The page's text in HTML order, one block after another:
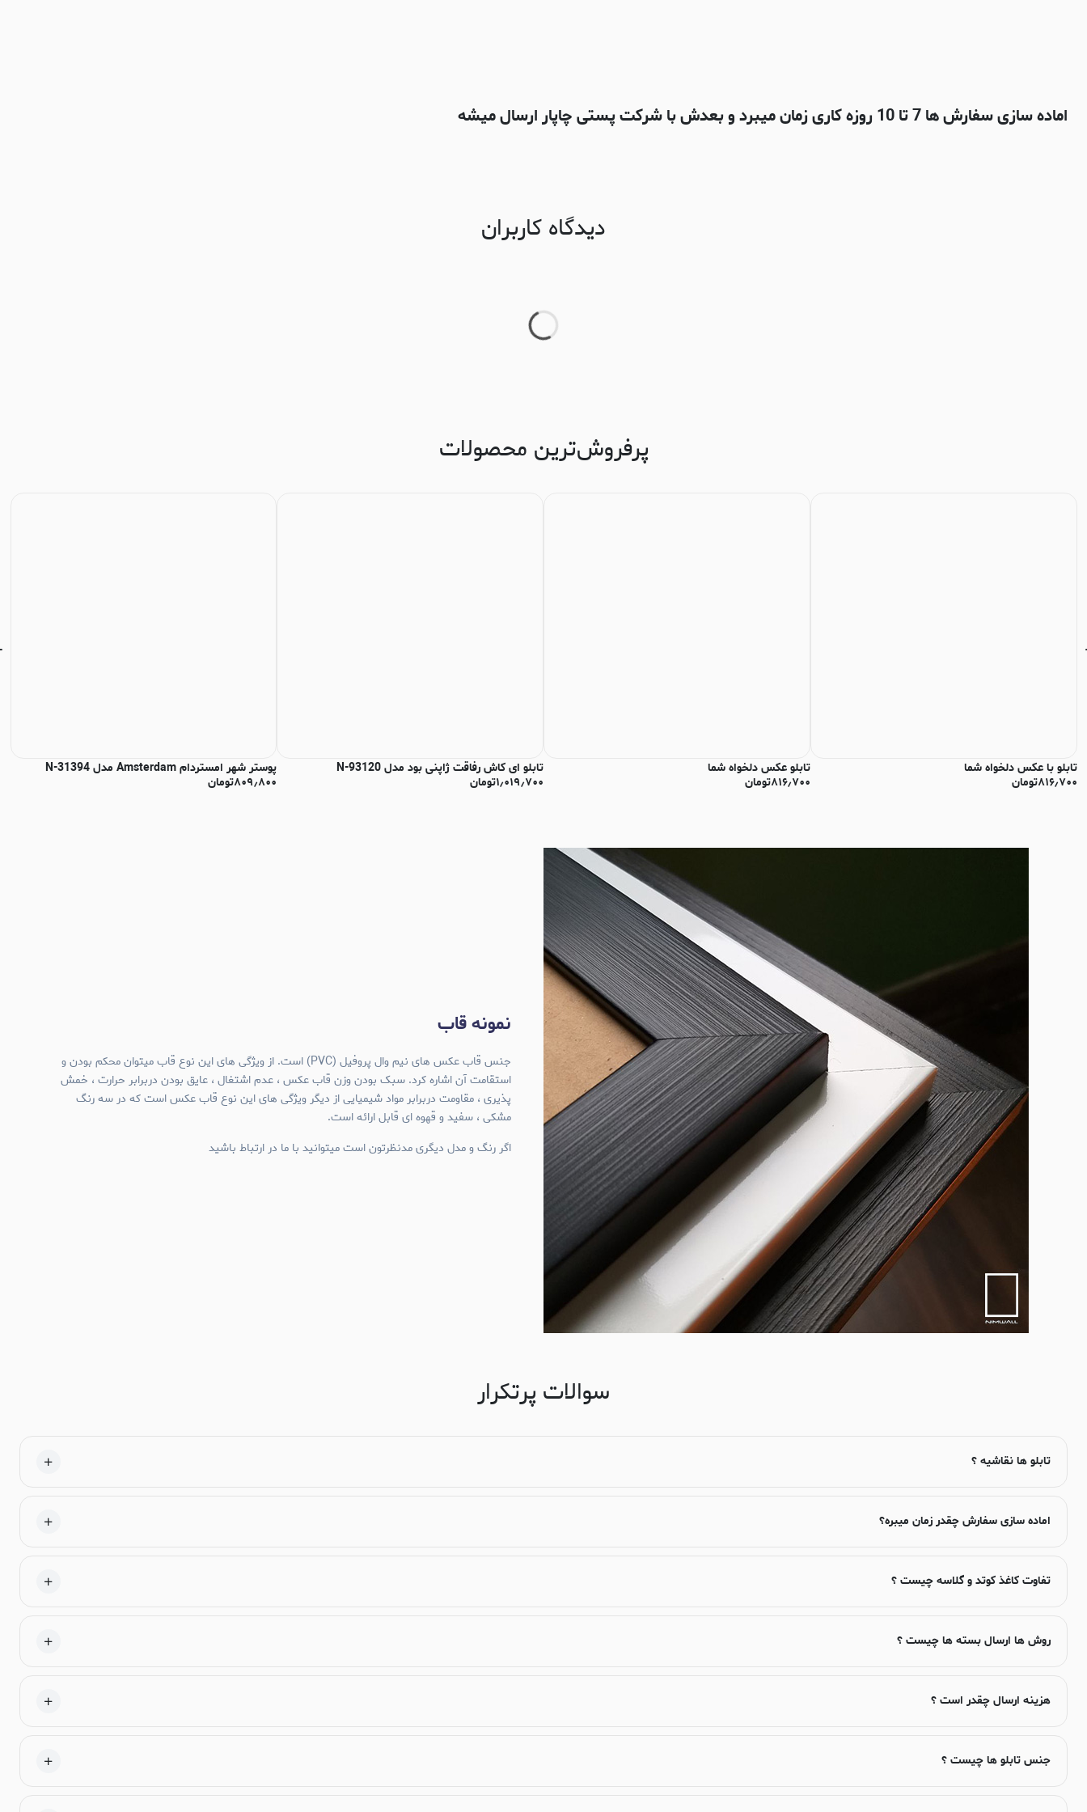
اماده سازی سفارش ها 7 تا 10 روزه کاری زمان میبرد و بعدش با شرکت پستی چاپار ارسال میشه
دیدگاه کاربران
پرفروش‌ترین محصولات
تابلو با عکس دلخواه شما
۸۱۶٫۷۰۰تومان
تابلو عکس دلخواه شما
۸۱۶٫۷۰۰تومان
تابلو ای کاش رفاقت ژاپنی بود مدل N-93120
۱٫۰۱۹٫۷۰۰تومان
پوستر شهر امستردام Amsterdam مدل N-31394
۸۰۹٫۸۰۰تومان
نمونه قاب
جنس قاب عکس های نیم وال پروفیل (PVC) است. از ویژگی های این نوع قاب میتوان محکم بودن و
استقامت آن اشاره کرد. سبک بودن وزن قاب عکس ، عدم اشتغال ، عایق بودن دربرابر حرارت ، خمش
پذیری ، مقاومت دربرابر مواد شیمیایی از دیگر ویژگی های این نوع قاب عکس است که در سه رنگ
مشکی ، سفید و قهوه ای قابل ارائه است.
اگر رنگ و مدل دیگری مدنظرتون است میتوانید با ما در ارتباط باشید
سوالات پرتکرار
تابلو ها نقاشیه ؟
اماده سازی سفارش چقدر زمان میبره؟
تفاوت کاغذ کوتد و گلاسه چیست ؟
روش ها ارسال بسته ها چیست ؟
هزینه ارسال چقدر است ؟
جنس تابلو ها چیست ؟